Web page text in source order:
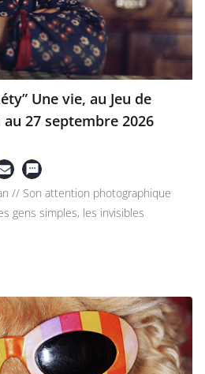
Une vie, au Jeu de
27 septembre 2026
// Son attention photographique
gens simples, les invisibles